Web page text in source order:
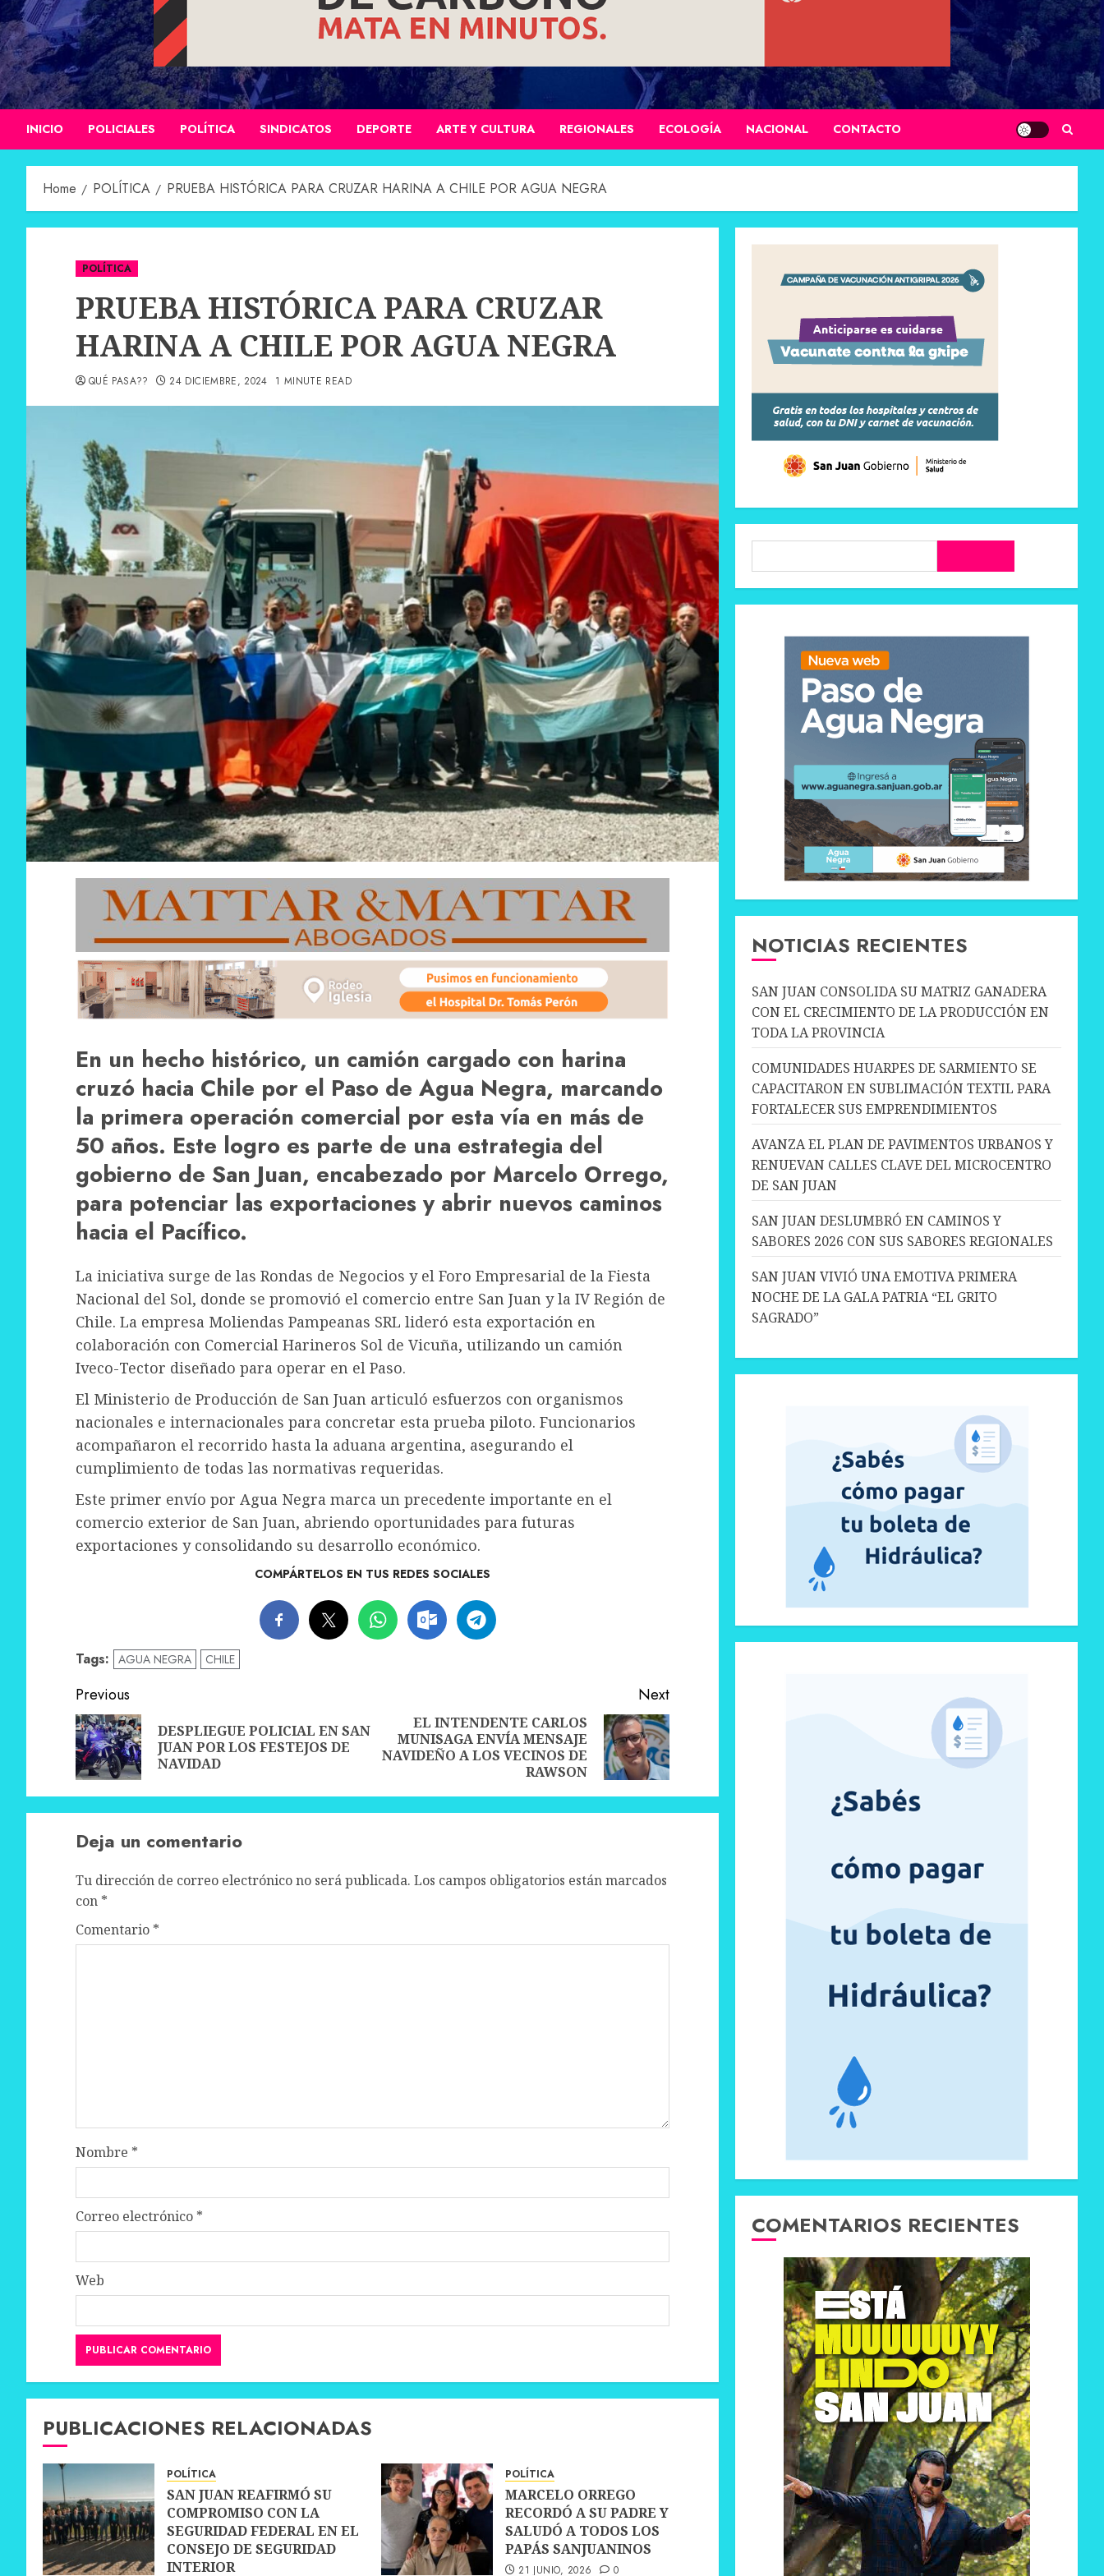
INICIO POLICIALES POLÍTICA SINDICATOS DEPORTE ARTE Y CULTURA REGIONALES ECOLOGÍA NACIONAL CONTACTO
Home POLÍTICA PRUEBA HISTÓRICA PARA CRUZAR HARINA A CHILE POR AGUA NEGRA
POLÍTICA
PRUEBA HISTÓRICA PARA CRUZAR
HARINA A CHILE POR AGUA NEGRA
QUÉ PASA?? 24 DICIEMBRE, 2024 1 MINUTE READ
En un hecho histórico, un camión cargado con harina
cruzó hacia Chile por el Paso de Agua Negra, marcando
la primera operación comercial por esta vía en más de
50 años. Este logro es parte de una estrategia del
gobierno de San Juan, encabezado por Marcelo Orrego,
para potenciar las exportaciones y abrir nuevos caminos
hacia el Pacífico.
La iniciativa surge de las Rondas de Negocios y el Foro Empresarial de la Fiesta
Nacional del Sol, donde se promovió el comercio entre San Juan y la IV Región de
Chile. La empresa Moliendas Pampeanas SRL lideró esta exportación en
colaboración con Comercial Harineros Sol de Vicuña, utilizando un camión
Iveco-Tector diseñado para operar en el Paso.
El Ministerio de Producción de San Juan articuló esfuerzos con organismos
nacionales e internacionales para concretar esta prueba piloto. Funcionarios
acompañaron el recorrido hasta la aduana argentina, asegurando el
cumplimiento de todas las normativas requeridas.
Este primer envío por Agua Negra marca un precedente importante en el
comercio exterior de San Juan, abriendo oportunidades para futuras
exportaciones y consolidando su desarrollo económico.
COMPÁRTELOS EN TUS REDES SOCIALES
Tags: AGUA NEGRA CHILE
Post
navigation
Previous
Previous
post:
DESPLIEGUE POLICIAL EN SAN
JUAN POR LOS FESTEJOS DE
NAVIDAD
Next
Next
post:
EL INTENDENTE CARLOS
MUNISAGA ENVÍA MENSAJE
NAVIDEÑO A LOS VECINOS DE
RAWSON
Deja un comentario
Tu dirección de correo electrónico no será publicada. Los campos obligatorios están marcados
con *
Comentario *
Nombre *
Correo electrónico *
Web
PUBLICACIONES RELACIONADAS
POLÍTICA
SAN JUAN REAFIRMÓ SU
COMPROMISO CON LA
SEGURIDAD FEDERAL EN EL
CONSEJO DE SEGURIDAD
INTERIOR
POLÍTICA
MARCELO ORREGO
RECORDÓ A SU PADRE Y
SALUDÓ A TODOS LOS
PAPÁS SANJUANINOS
21 JUNIO, 2026 0
NOTICIAS RECIENTES
SAN JUAN CONSOLIDA SU MATRIZ GANADERA
CON EL CRECIMIENTO DE LA PRODUCCIÓN EN
TODA LA PROVINCIA
COMUNIDADES HUARPES DE SARMIENTO SE
CAPACITARON EN SUBLIMACIÓN TEXTIL PARA
FORTALECER SUS EMPRENDIMIENTOS
AVANZA EL PLAN DE PAVIMENTOS URBANOS Y
RENUEVAN CALLES CLAVE DEL MICROCENTRO
DE SAN JUAN
SAN JUAN DESLUMBRÓ EN CAMINOS Y
SABORES 2026 CON SUS SABORES REGIONALES
SAN JUAN VIVIÓ UNA EMOTIVA PRIMERA
NOCHE DE LA GALA PATRIA “EL GRITO
SAGRADO”
COMENTARIOS RECIENTES